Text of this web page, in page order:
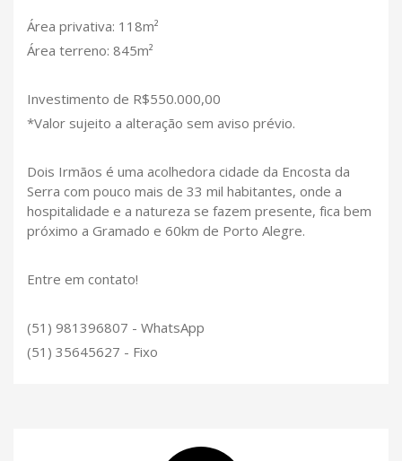
Área privativa: 118m²
Área terreno: 845m²
Investimento de R$550.000,00
*Valor sujeito a alteração sem aviso prévio.
Dois Irmãos é uma acolhedora cidade da Encosta da
Serra com pouco mais de 33 mil habitantes, onde a
hospitalidade e a natureza se fazem presente, fica bem
próximo a Gramado e 60km de Porto Alegre.
Entre em contato!
(51) 981396807 - WhatsApp
(51) 35645627 - Fixo